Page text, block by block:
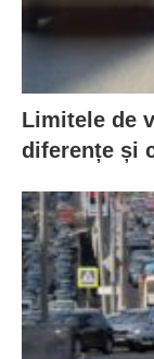
Limitele de
diferențe și